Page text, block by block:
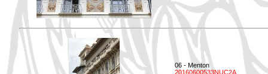
06 - Menton
20160600533NUC2A